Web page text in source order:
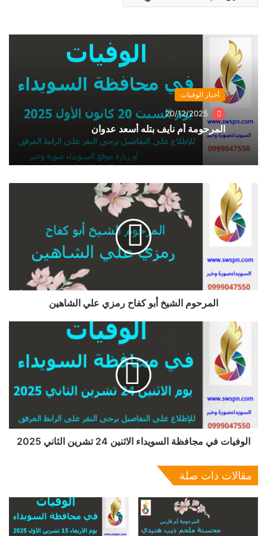
أخبار الوفيات
20/12/2025
المرحومة أم نايف بتله أسعد عدوان
المرحوم الشيخ أبو كفاح رمزي علي الشاهين
الوفيات في مجافظة السويداء الاثنين 24 تشرين الثاني 2025
مقالات ذات صلة